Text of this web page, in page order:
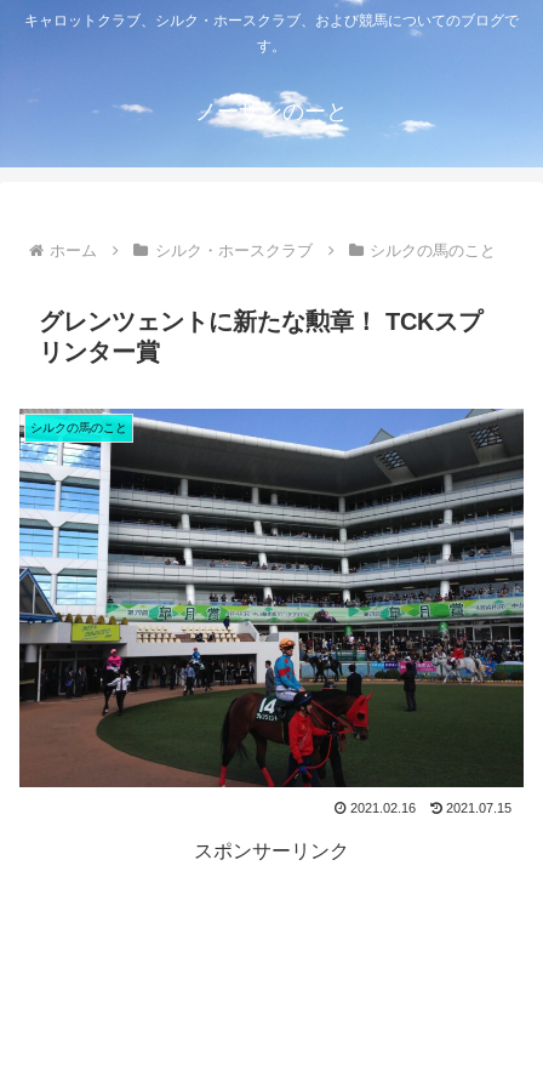
キャロットクラブ、シルク・ホースクラブ、および競馬についてのブログで
す。
ノーザンのーと
ホーム シルク・ホースクラブ シルクの馬のこと
グレンツェントに新たな勲章！ TCKスプ
リンター賞
シルクの馬のこと
2021.02.16 2021.07.15
スポンサーリンク